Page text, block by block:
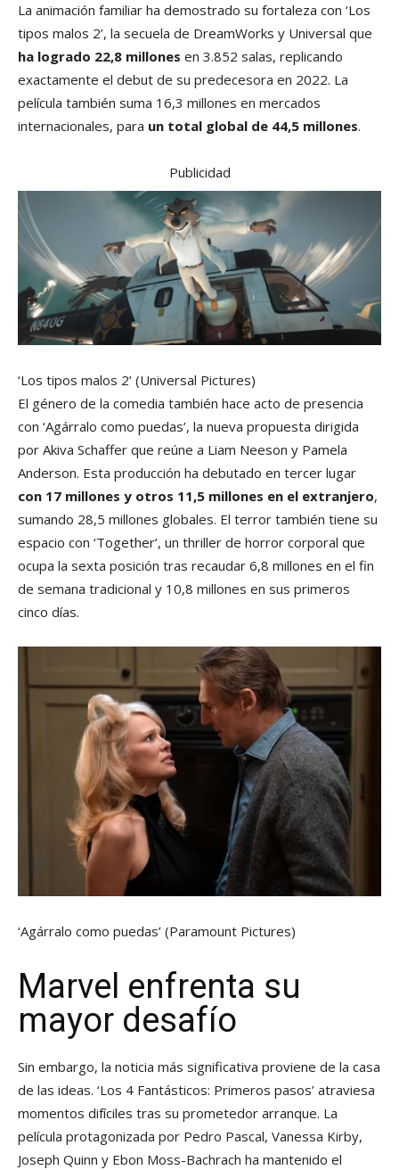
La animación familiar ha demostrado su fortaleza con ‘Los
tipos malos 2’, la secuela de DreamWorks y Universal que
ha logrado 22,8 millones en 3.852 salas, replicando
exactamente el debut de su predecesora en 2022. La
película también suma 16,3 millones en mercados
internacionales, para un total global de 44,5 millones.
Publicidad
‘Los tipos malos 2’ (Universal Pictures)
El género de la comedia también hace acto de presencia
con ‘Agárralo como puedas’, la nueva propuesta dirigida
por Akiva Schaffer que reúne a Liam Neeson y Pamela
Anderson. Esta producción ha debutado en tercer lugar
con 17 millones y otros 11,5 millones en el extranjero,
sumando 28,5 millones globales. El terror también tiene su
espacio con ‘Together’, un thriller de horror corporal que
ocupa la sexta posición tras recaudar 6,8 millones en el fin
de semana tradicional y 10,8 millones en sus primeros
cinco días.
‘Agárralo como puedas’ (Paramount Pictures)
Marvel enfrenta su
mayor desafío
Sin embargo, la noticia más significativa proviene de la casa
de las ideas. ‘Los 4 Fantásticos: Primeros pasos’ atraviesa
momentos difíciles tras su prometedor arranque. La
película protagonizada por Pedro Pascal, Vanessa Kirby,
Joseph Quinn y Ebon Moss-Bachrach ha mantenido el